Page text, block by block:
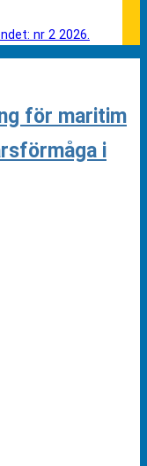
nr 2 2026.
för maritim
i